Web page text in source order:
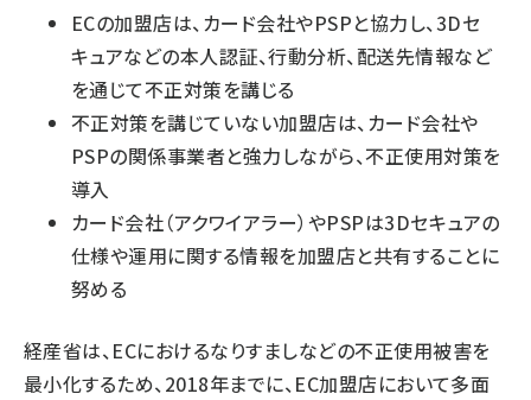
ECの加盟店は、カード会社やPSPと協力し、3Dセ
キュアなどの本人認証、行動分析、配送先情報など
を通じて不正対策を講じる
不正対策を講じていない加盟店は、カード会社や
PSPの関係事業者と強力しながら、不正使用対策を
導入
カード会社（アクワイアラー）やPSPは3Dセキュアの
仕様や運用に関する情報を加盟店と共有することに
努める
経産省は、ECにおけるなりすましなどの不正使用被害を
最小化するため、2018年までに、EC加盟店において多面